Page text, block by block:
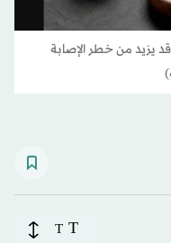
يزيد من خطر الإصابة
T
T